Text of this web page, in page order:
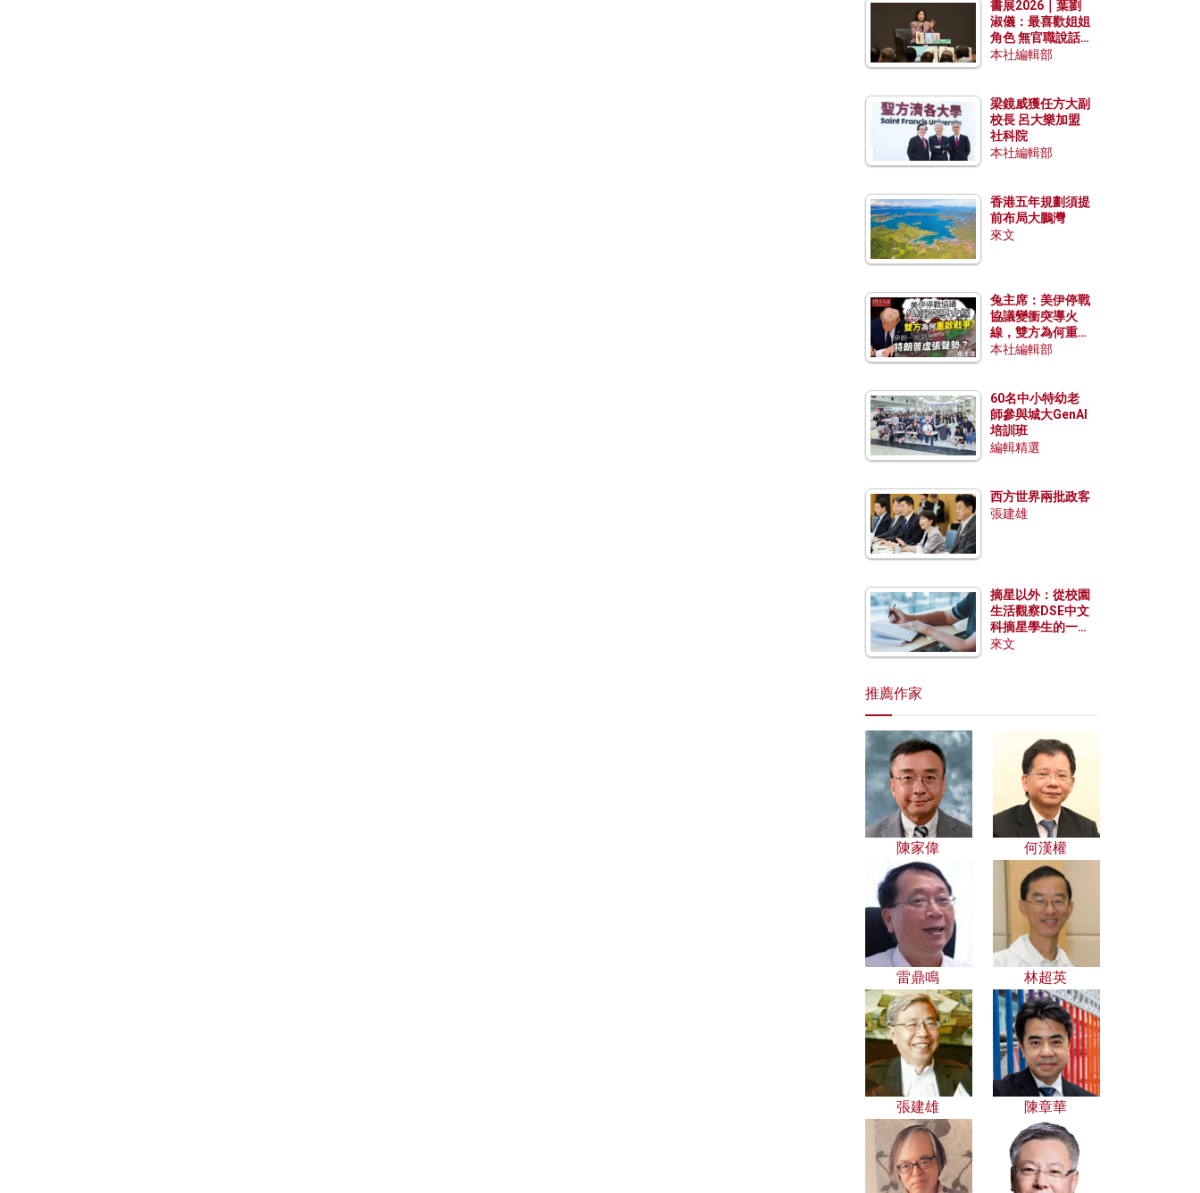
書展2026｜葉劉
淑儀：最喜歡姐姐
角色 無官職說話
包袱少
本社編輯部
梁鏡威獲任方大副
校長 呂大樂加盟
社科院
本社編輯部
香港五年規劃須提
前布局大鵬灣
來文
兔主席：美伊停戰
協議變衝突導火
線，雙方為何重啟
戰爭？伊朗一早洞
本社編輯部
60名中小特幼老
師參與城大GenAI
培訓班
編輯精選
西方世界兩批政客
張建雄
摘星以外：從校園
生活觀察DSE中文
科摘星學生的一點
特質
來文
推薦作家
陳家偉 何漢權
雷鼎鳴 林超英
張建雄 陳章華